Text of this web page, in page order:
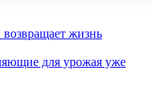
жизнь
для урожая уже